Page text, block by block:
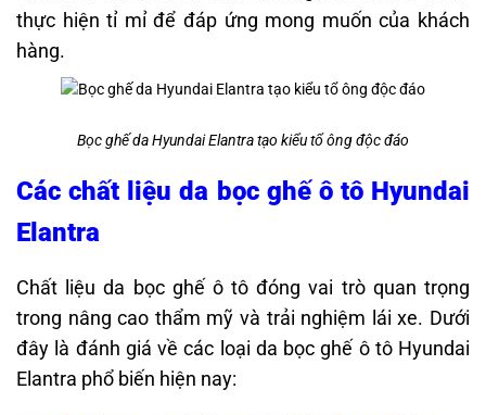
thực hiện tỉ mỉ để đáp ứng mong muốn của khách
hàng.
Bọc ghế da Hyundai Elantra tạo kiểu tổ ông độc đáo
Các chất liệu da bọc ghế ô tô Hyundai
Elantra
Chất liệu da bọc ghế ô tô đóng vai trò quan trọng
trong nâng cao thẩm mỹ và trải nghiệm lái xe. Dưới
đây là đánh giá về các loại da bọc ghế ô tô Hyundai
Elantra phổ biến hiện nay: